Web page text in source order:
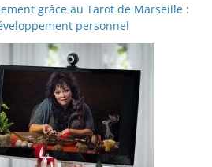
grâce au Tarot de Marseille :
personnel